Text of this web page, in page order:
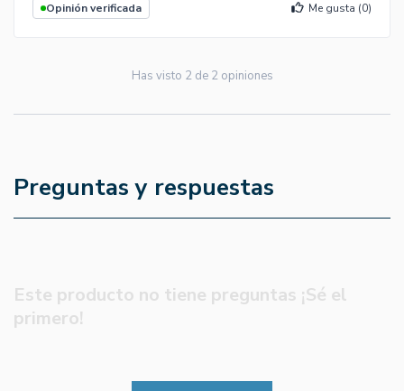
Opinión verificada Me gusta (0)
Has visto 2de 2opiniones
Preguntas y respuestas
Este producto no tiene preguntas ¡Sé el
primero!